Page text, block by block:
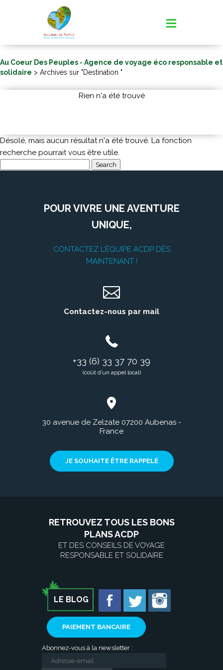
Au Coeur Des Peuples - Agence de voyage éco responsable et
solidaire > Archives sur "Destination "
Rien n'a été trouvé
Désolé, mais aucun résultat n'a été trouvé. La fonction
recherche pourrait vous être utile.
POUR VIVRE UNE AVENTURE
UNIQUE,
CONTACTEZ L’ÉQUIPE ACDP DÈS
MAINTENANT !
Contactez-nous par mail
+33 (6) 33 37 70 39
(coût d’un appel local)
30 avenue de Zelzate 07200 Aubenas -
France
JE SOUHAITE ÊTRE RAPPELÉ
RETROUVEZ TOUS LES BONS
PLANS ACDP
ET DES CONSEILS DE VOYAGE
RESPONSABLE ET SOLIDAIRE
LE BLOG
PAIEMENT BANCAIRE
Abonnez-vous à la newsletter :